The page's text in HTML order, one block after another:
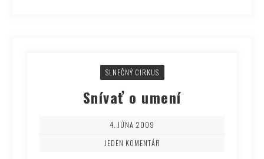
SLNEČNÝ CIRKUS
Snívať o umení
4. JÚNA 2009
JEDEN KOMENTÁR